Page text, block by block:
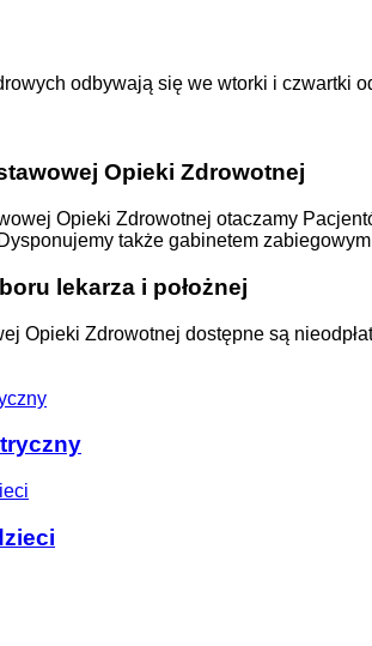
odbywają się we wtorki i czwartki
Opieki Zdrowotnej
Opieki Zdrowotnej otaczamy
także gabinetem
lekarza i położnej
Opieki Zdrowotnej dostępne są